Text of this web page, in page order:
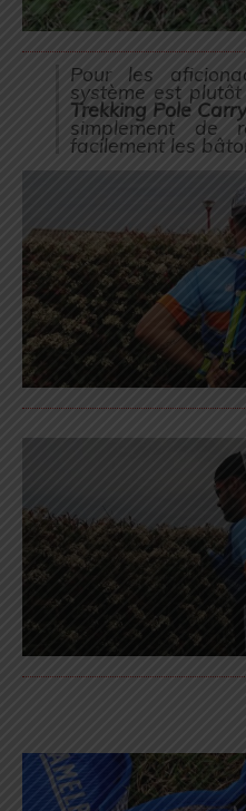
Pour les
système est
Trekking Pole
simplement de
facilement les